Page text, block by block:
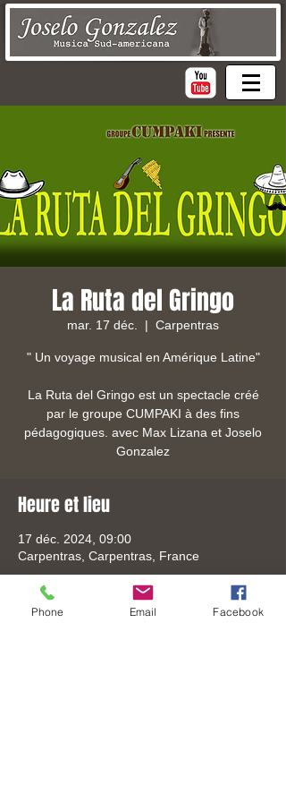
La Ruta del Gringo
mar. 17 déc.
  |
Carpentras
" Un voyage musical en Amérique Latine"
La Ruta del Gringo est un spectacle créé
par le groupe CUMPAKI à des fins
pédagogiques. avec Max Lizana et Joselo
Gonzalez
Heure et lieu
17 déc. 2024, 09:00
Carpentras, Carpentras, France
Phone Email Facebook